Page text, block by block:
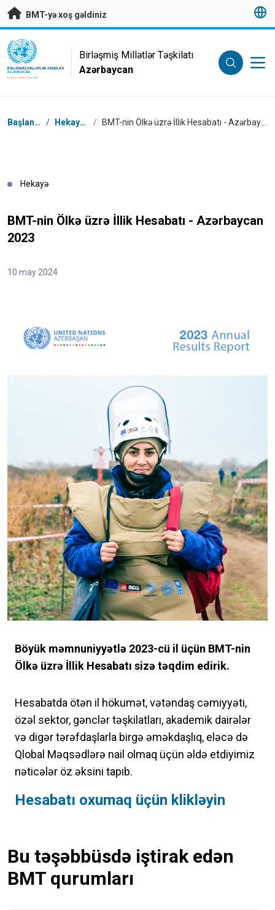
Əsas məzmuna keç
BMT-yə xoş gəldiniz
UN Logo
BIRLƏŞMIŞ MILLƏTLƏR TƏŞKILATI
AZƏRBAYCAN
Birləşmiş Millətlər Təşkilatı
Azərbaycan
Naviqasiya
Başlanğıc / Hekayələr / BMT-nin Ölkə üzrə İllik Hesabatı - Azərbaycan 2023
Hekayə
BMT-nin Ölkə üzrə İllik Hesabatı - Azərbaycan
2023
10 may 2024
Böyük məmnuniyyətlə 2023-cü il üçün BMT-nin
Ölkə üzrə İllik Hesabatı sizə təqdim edirik.
Hesabatda ötən il hökumət, vətəndaş cəmiyyəti,
özəl sektor, gənclər təşkilatları, akademik dairələr
və digər tərəfdaşlarla birgə əməkdaşlıq, eləcə də
Qlobal Məqsədlərə nail olmaq üçün əldə etdiyimiz
nəticələr öz əksini tapıb.
Hesabatı oxumaq üçün klikləyin
Bu təşəbbüsdə iştirak edən
BMT qurumları